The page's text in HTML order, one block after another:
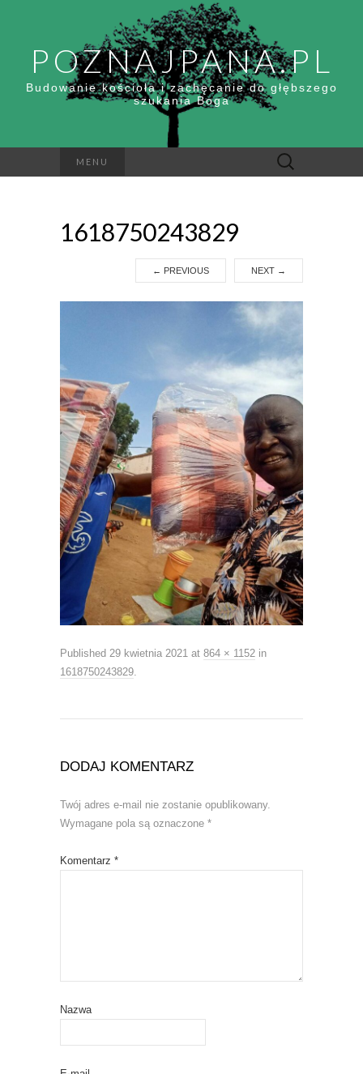
POZNAJPANA.PL
Budowanie kościoła i zachęcanie do głębszego
szukania Boga
MENU Szukaj:
1618750243829
← PREVIOUS NEXT →
Published 29 kwietnia 2021 at 864 × 1152 in
1618750243829.
DODAJ KOMENTARZ
Twój adres e-mail nie zostanie opublikowany.
Wymagane pola są oznaczone *
Komentarz *
Nazwa